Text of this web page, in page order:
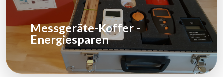
Messgeräte-Koffer -
Energiesparen